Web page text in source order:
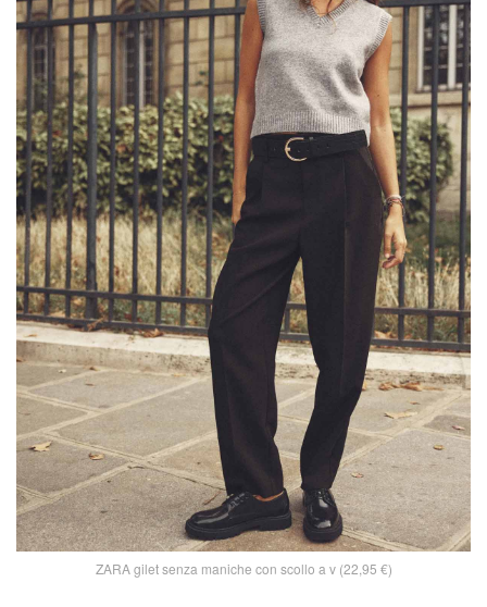
ZARA gilet senza maniche con scollo a v (22,95 €)